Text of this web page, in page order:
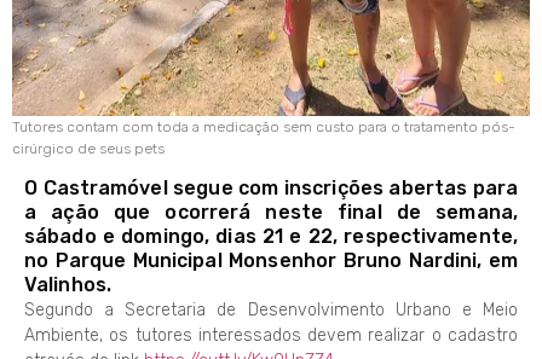
Tutores contam com toda a medicação sem custo para o tratamento pós-
cirúrgico de seus pets
O Castramóvel segue com inscrições abertas para
a ação que ocorrerá neste final de semana,
sábado e domingo, dias 21 e 22, respectivamente,
no Parque Municipal Monsenhor Bruno Nardini, em
Valinhos.
Segundo a Secretaria de Desenvolvimento Urbano e Meio
Ambiente, os tutores interessados devem realizar o cadastro